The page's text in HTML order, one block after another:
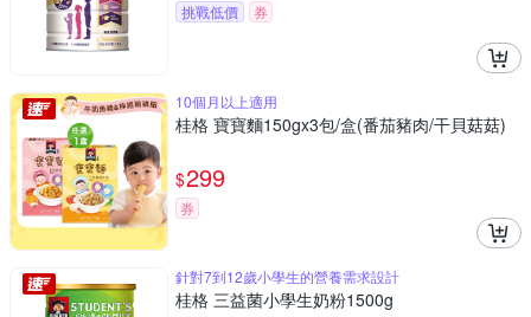
挑戰低價
券
10個月以上適用
桂格 寶寶麵150gx3包/盒(番茄豬肉/干貝菇菇)
$299
券
針對7到12歲小學生的營養需求設計
桂格 三益菌小學生奶粉1500g